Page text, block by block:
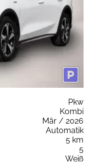
Pkw
Kombi
Mär / 2026
Automatik
5 km
5
Weiß